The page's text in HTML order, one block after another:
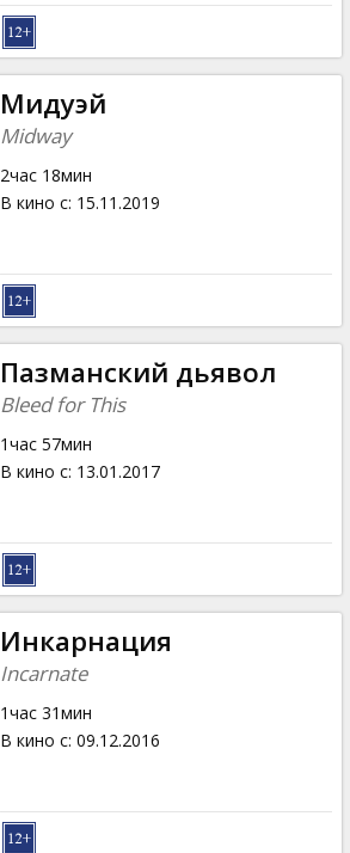
Мидуэй
Midway
2час 18мин
В кино с: 15.11.2019
Пазманский дьявол
Bleed for This
1час 57мин
В кино с: 13.01.2017
Инкарнация
Incarnate
1час 31мин
В кино с: 09.12.2016